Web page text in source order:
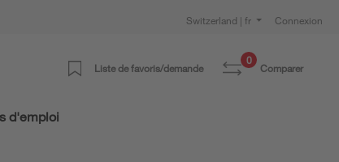
Switzerland | fr Connexion
Liste de favoris/demande
0
Comparer
d'emploi